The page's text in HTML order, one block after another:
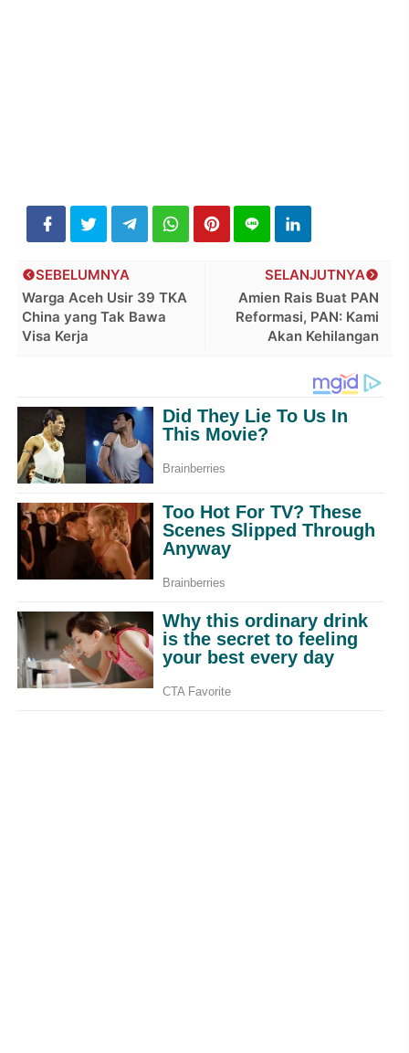
SELANJUTNYA
Amien Rais Buat PAN
Reformasi, PAN: Kami
Akan Kehilangan
SEBELUMNYA
Warga Aceh Usir 39 TKA
China yang Tak Bawa
Visa Kerja